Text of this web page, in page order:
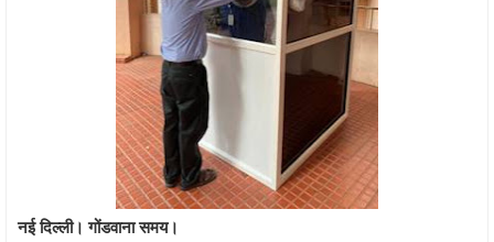
नई दिल्ली। गोंडवाना समय।